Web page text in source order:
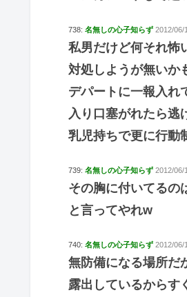
738: 名無しの心子知らず 2012/06/
私男だけど何それ怖
対処しようが無いか
デパートに一報入れ
入り口塞がれたら逃
乳児持ちで更に行動
739: 名無しの心子知らず 2012/06/
その胸に付いてるの
と言ってやれw
740: 名無しの心子知らず 2012/06/
無防備になる場所だ
露出しているからす